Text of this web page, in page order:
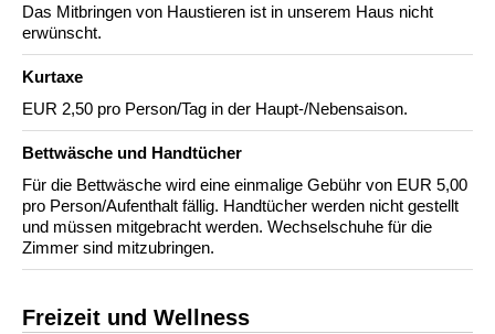
Das Mitbringen von Haustieren ist in unserem Haus nicht
erwünscht.
Kurtaxe
EUR 2,50 pro Person/Tag in der Haupt-/Nebensaison.
Bettwäsche und Handtücher
Für die Bettwäsche wird eine einmalige Gebühr von EUR 5,00
pro Person/Aufenthalt fällig. Handtücher werden nicht gestellt
und müssen mitgebracht werden. Wechselschuhe für die
Zimmer sind mitzubringen.
Freizeit und Wellness